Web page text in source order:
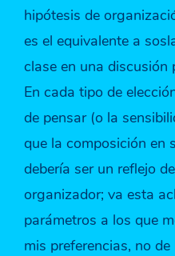
hipótesis de
es el equivalente a
clase en una discusión
En cada tipo de
de pensar (o la
que la composición en
debería ser un reflejo
organizador; va esta
parámetros a los que
mis preferencias, no